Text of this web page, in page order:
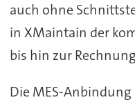
auch ohne
in XMaintain der
bis hin zur
Die MES-